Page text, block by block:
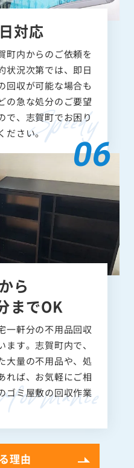
対応
町内からのご依頼を
状況次第では、即日
回収が可能な場合も
の急な処分のご要望
で、志賀町でお困り
ださい。
ら
までOK
一軒分の不用品回収
す。志賀町内で、
大量の不用品や、処
れば、お気軽にご相
ゴミ屋敷の回収作業
理由